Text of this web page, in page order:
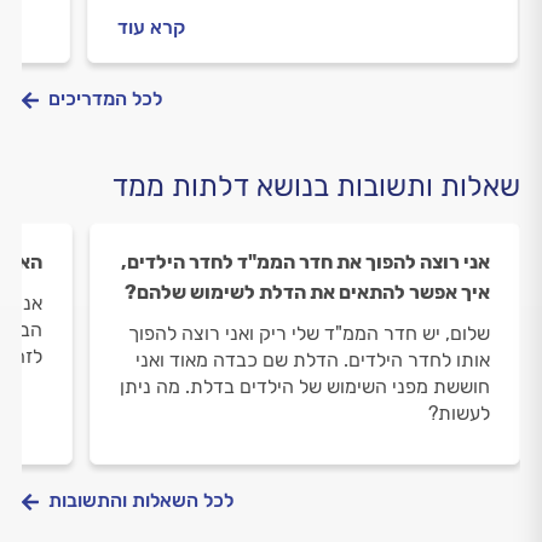
קרא עוד
לכל המדריכים
שאלות ותשובות בנושא דלתות ממד
אני רוצה להפוך את חדר הממ"ד לחדר הילדים,
איך אפשר להתאים את הדלת לשימוש שלהם?
שלום, יש חדר הממ"ד שלי ריק ואני רוצה להפוך
אותו לחדר הילדים. הדלת שם כבדה מאוד ואני
חוששת מפני השימוש של הילדים בדלת. מה ניתן
לעשות?
האם
אני
לכל השאלות והתשובות